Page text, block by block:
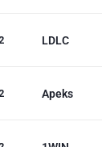
LDLC
Apeks